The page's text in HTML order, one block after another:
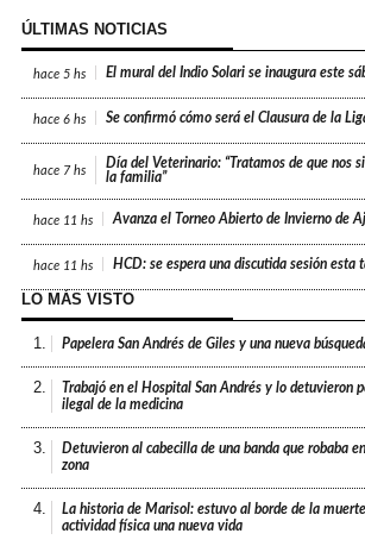
ÚLTIMAS NOTICIAS
hace 5 hs El mural del Indio Solari se inaugura este
hace 6 hs Se confirmó cómo será el Clausura de la
hace 7 hs
Día del Veterinario: “Tratamos de que nos
la familia”
hace 11 hs Avanza el Torneo Abierto de Invierno de
hace 11 hs HCD: se espera una discutida sesión esta
LO MÁS VISTO
1. Papelera San Andrés de Giles y una nueva
2.
Trabajó en el Hospital San Andrés y lo detuvieron
ilegal de la medicina
3.
Detuvieron al cabecilla de una banda que robaba
zona
4.
La historia de Marisol: estuvo al borde de la
actividad física una nueva vida